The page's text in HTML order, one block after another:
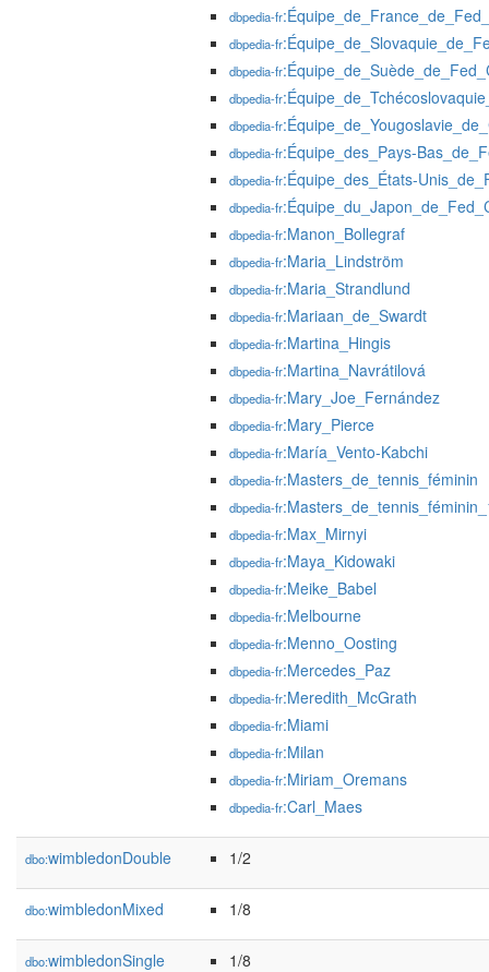
dbpedia-fr
dbpedia-fr
dbpedia-fr
dbpedia-fr
dbpedia-fr
dbpedia-fr:Équipe_des_Pays-
dbpedia-fr:Équipe_des_États-
dbpedia-fr
dbpedia-fr:Manon_Bollegraf
dbpedia-fr:Maria_Lindström
dbpedia-fr:Maria_Strandlund
dbpedia-fr:Mariaan_de_Swardt
dbpedia-fr:Martina_Hingis
dbpedia-fr:Martina_Navrátilová
dbpedia-fr:Mary_Joe_Fernández
dbpedia-fr:Mary_Pierce
dbpedia-fr:María_Vento-Kabchi
dbpedia-fr:Masters_de_tennis_féminin
dbpedia-fr
dbpedia-fr:Max_Mirnyi
dbpedia-fr:Maya_Kidowaki
dbpedia-fr:Meike_Babel
dbpedia-fr:Melbourne
dbpedia-fr:Menno_Oosting
dbpedia-fr:Mercedes_Paz
dbpedia-fr:Meredith_McGrath
dbpedia-fr:Miami
dbpedia-fr:Milan
dbpedia-fr:Miriam_Oremans
dbpedia-fr:Carl_Maes
dbo:wimbledonDouble 1/2
dbo:wimbledonMixed 1/8
dbo:wimbledonSingle 1/8